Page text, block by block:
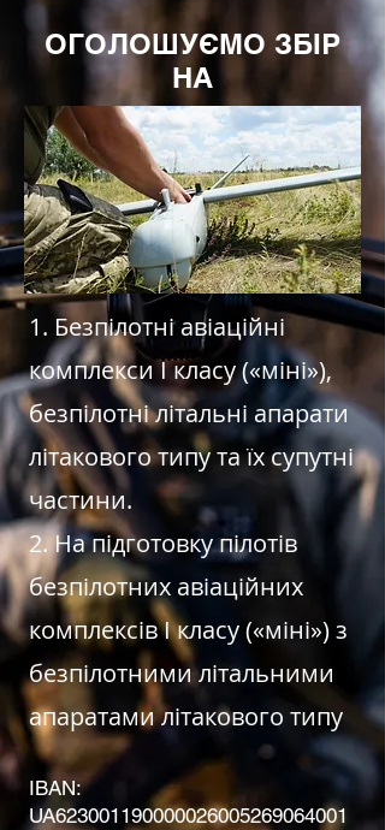
ОГОЛОШУЄМО ЗБІР
НА
1. Безпілотні авіаційні
комплекси І класу («міні»),
безпілотні літальні апарати
літакового типу та їх супутні
частини.
2. На підготовку пілотів
безпілотних авіаційних
комплексів І класу («міні») з
безпілотними літальними
апаратами літакового типу
IBAN:
UA623001190000026005269064001